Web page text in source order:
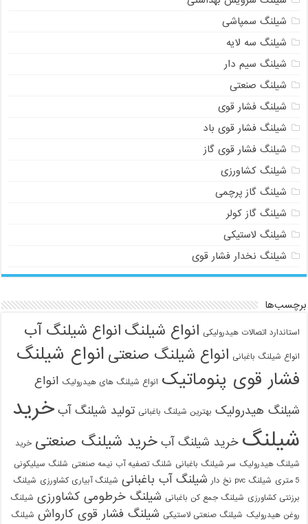
شیلنگ سمپاشی
شیلنگ سه لایه
شیلنگ سیم دار
شیلنگ صنعتی
شیلنگ فشار قوی
شیلنگ فشار قوی باد
شیلنگ فشار قوی گاز
شیلنگ کشاورزی
شیلنگ گاز پرچمی
شیلنگ گاز کولر
شیلنگ لاستیکی
شیلنگ نخدار فشار قوی
برچسب‌ها
استاندارد اتصالات هیدرولیکی انواع شیلنگ انواع شیلنگ آب
انواع شیلنگ باغبانی انواع شیلنگ صنعتی انواع شیلنگ
فشار قوی پنوماتیک انواع شیلنگ های هیدرولیک انواع
شیلنگ هیدرولیک بهترین شیلنگ باغبانی تولید شیلنگ آب خرید
شیلنگ خرید شیلنگ آب خرید شیلنگ صنعتی خرید
شیلنگ هیدرولیک سر شیلنگ باغبانی شلنگ تصفیه آب نیمه صنعتی شلنگ سیلیکونی
5 متری
شیلنگ pvc نخ دار شیلنگ آب باغبانی شیلنگ آبیاری کشاورزی شیلنگ
برزنتی کشاورزی شیلنگ جمع کن باغبانی شیلنگ خرطومی کشاورزی شیلنگ
روغن هیدرولیک شیلنگ صنعتی لاستیکی شیلنگ فشار قوی کارواش شیلنگ